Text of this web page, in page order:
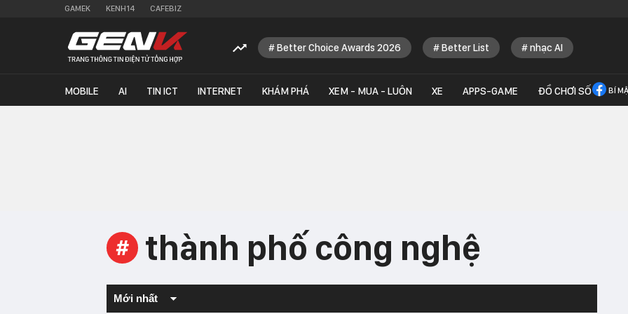
GAMEK KENH14 CAFEBIZ
Better Choice Awards 2026 Better List nhạc AI
MOBILE AI TIN ICT INTERNET KHÁM PHÁ XEM - MUA - LUÔN XE APPS-GAME ĐỒ CHƠI SỐ BÍ
# thành phố công nghệ
Mới nhất